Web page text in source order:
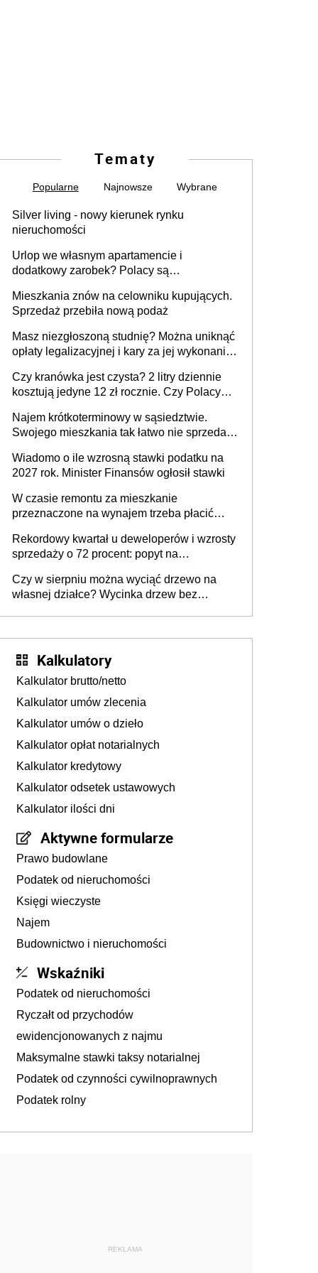
Tematy
Popularne Najnowsze Wybrane
Silver living - nowy kierunek rynku
nieruchomości
Urlop we własnym apartamencie i
dodatkowy zarobek? Polacy są
Mieszkania znów na celowniku kupujących.
Sprzedaż przebiła nową podaż
Masz niezgłoszoną studnię? Można uniknąć
opłaty legalizacyjnej i kary za jej wykonanie,
Czy kranówka jest czysta? 2 litry dziennie
kosztują jedyne 12 zł rocznie. Czy Polacy
Najem krótkoterminowy w sąsiedztwie.
Swojego mieszkania tak łatwo nie sprzedaż
Wiadomo o ile wzrosną stawki podatku na
2027 rok. Minister Finansów ogłosił stawki
W czasie remontu za mieszkanie
przeznaczone na wynajem trzeba płacić
realizuje w nim potrzeb mieszkaniowych
Rekordowy kwartał u deweloperów i wzrosty
sprzedaży o 72 procent: popyt na
Czy w sierpniu można wyciąć drzewo na
własnej działce? Wycinka drzew bez
Kalkulatory
Kalkulator brutto/netto
Kalkulator umów zlecenia
Kalkulator umów o dzieło
Kalkulator opłat notarialnych
Kalkulator kredytowy
Kalkulator odsetek ustawowych
Kalkulator ilości dni
Aktywne formularze
Prawo budowlane
Podatek od nieruchomości
Księgi wieczyste
Najem
Budownictwo i nieruchomości
Wskaźniki
Podatek od nieruchomości
Ryczałt od przychodów
ewidencjonowanych z najmu
Maksymalne stawki taksy notarialnej
Podatek od czynności cywilnoprawnych
Podatek rolny
REKLAMA